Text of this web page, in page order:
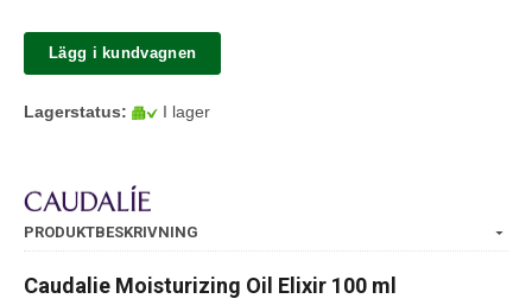
Lägg i kundvagnen
Lagerstatus: I lager
PRODUKTBESKRIVNING
Caudalie Moisturizing Oil Elixir 100 ml